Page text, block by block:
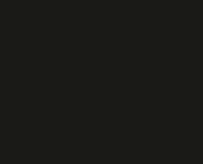
por 1 a 0, na
Palmeiras quanto pelo
que tanto o
quanto eu, na época em